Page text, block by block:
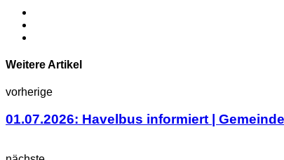
Weitere Artikel
vorherige
01.07.2026: Havelbus informiert |